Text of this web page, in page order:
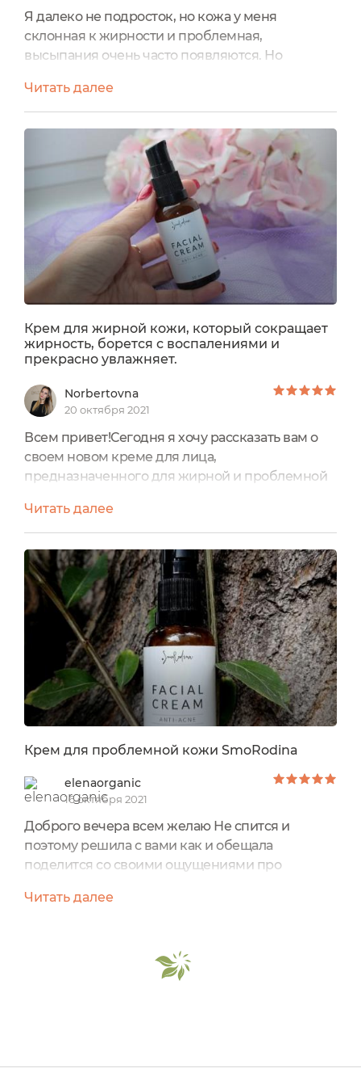
Я далеко не подросток, но кожа у меня
склонная к жирности и проблемная,
высыпания очень часто появляются. Но
никто не отменял. Поэтому я тщательно
подбираю крем для кожи. Крем Smorodina для
проблемной и жирной кожи предназначен как
раз для моего типа кожи и обещает
регулировать жирность кожи, бороться с
высыпаниями увлажнять кожу. Цена: 990
рублей.Объем: 30...
Читать далее
Крем для жирной кожи, который сокращает
жирность, борется с воспалениями и
прекрасно увлажняет.
Norbertovna
20 октября 2021
Всем привет!Сегодня я хочу рассказать вам о
своем новом креме для лица,
предназначенного для жирной и проблемной
не 15, моя кожа все еще относится к
проблемной: периодические высыпания,
черные точки, расширенные поры, излишняя
жирность - это то, с чем я сталкиваюсь и
пытаюсь бороться. В магазинах я чаще всего
останавливаюсь у полочек с пометкой Anti-
Читать далее
Крем для проблемной кожи SmoRodina
elenaorganic
16 октября 2021
Доброго вечера всем желаю Не спится и
поэтому решила с вами как и обещала
поделится со своими ощущениями про
Состав: Тридекан:Интересная коробочка
базилик, боже как я обожаю базилик. Точнее
масло базилика, отлично справляется с
Читать далее